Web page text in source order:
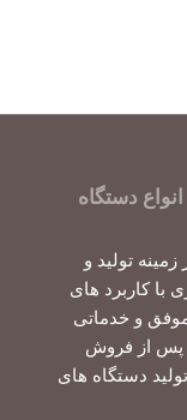
دستگاه
تولید و
کاربرد های
و خدماتی
10سال خدمات پس از فروش
دستگاه های